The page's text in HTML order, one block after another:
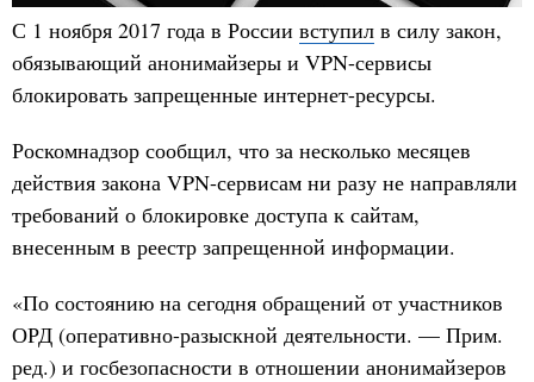
С 1 ноября 2017 года в России вступил в силу закон,
обязывающий анонимайзеры и VPN-сервисы
блокировать запрещенные интернет-ресурсы.
Роскомнадзор сообщил, что за несколько месяцев
действия закона VPN-сервисам ни разу не направляли
требований о блокировке доступа к сайтам,
внесенным в реестр запрещенной информации.
«По состоянию на сегодня обращений от участников
ОРД (оперативно-разыскной деятельности. — Прим.
ред.) и госбезопасности в отношении анонимайзеров